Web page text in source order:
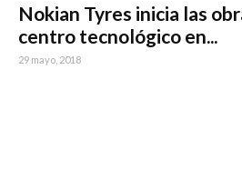
Nokian Tyres inicia las
centro tecnológico en...
29 mayo, 2018